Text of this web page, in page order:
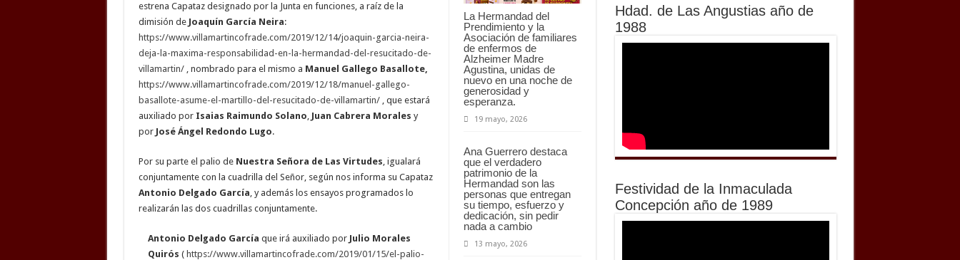
La Hermandad del
Prendimiento y la
Asociación de familiares
de enfermos de
Alzheimer Madre
Agustina, unidas de
nuevo en una noche de
generosidad y
esperanza.
19 mayo, 2026
Ana Guerrero destaca
que el verdadero
patrimonio de la
Hermandad son las
personas que entregan
su tiempo, esfuerzo y
dedicación, sin pedir
nada a cambio
13 mayo, 2026
estrena Capataz designado por la Junta en funciones, a raíz de la
dimisión de Joaquín García Neira:
https://www.villamartincofrade.com/2019/12/14/joaquin-garcia-neira-
deja-la-maxima-responsabilidad-en-la-hermandad-del-resucitado-de-
villamartin/, nombrado para el mismo a Manuel Gallego Basallote,
https://www.villamartincofrade.com/2019/12/18/manuel-gallego-
basallote-asume-el-martillo-del-resucitado-de-villamartin/, que estará
auxiliado por Isaias Raimundo Solano, Juan Cabrera Morales y
por José Ángel Redondo Lugo.
Por su parte el palio de Nuestra Señora de Las Virtudes, igualará
conjuntamente con la cuadrilla del Señor, según nos informa su Capataz
Antonio Delgado García, y además los ensayos programados lo
realizarán las dos cuadrillas conjuntamente.
Antonio Delgado García que irá auxiliado por Julio Morales
Quirós ( https://www.villamartincofrade.com/2019/01/15/el-palio-
Hdad. de Las Angustias año de
1988
Festividad de la Inmaculada
Concepción año de 1989